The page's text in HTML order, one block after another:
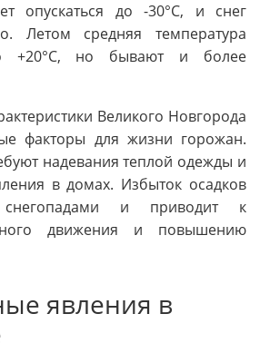
опускаться до -30°C, и снег
Летом средняя температура
+20°C, но бывают и более
Великого Новгорода
факторы для жизни горожан.
надевания теплой одежды и
в домах. Избыток осадков
снегопадами и приводит к
движения и повышению
явления в